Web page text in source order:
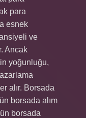
para
esnek
ve
Ancak
yoğunluğu,
alır. Borsada
borsada alım
borsada